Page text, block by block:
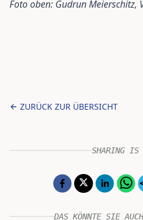
Foto oben: Gudrun Meierschitz,
ZURÜCK ZUR ÜBERSICHT
SHARING IS
DAS KÖNNTE SIE